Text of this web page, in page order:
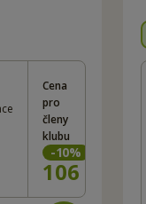
Cena
pro
členy
klubu
-10%
106